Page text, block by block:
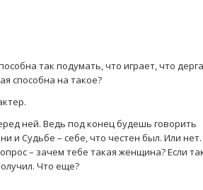
так подумать, что играет, что
способна на такое?
ней. Ведь под конец будешь говорить
и Судьбе – себе, что честен был. Или нет.
– зачем тебе такая женщина? Если
Что еще?